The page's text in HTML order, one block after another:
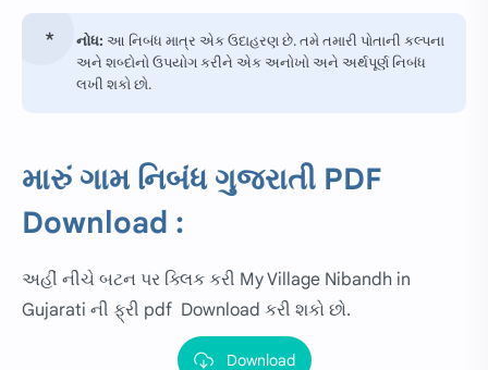
નોધ: આ નિબંધ માત્ર એક ઉદાહરણ છે. તમે તમારી પોતાની કલ્પના
અને શબ્દોનો ઉપયોગ કરીને એક અનોખો અને અર્થપૂર્ણ નિબંધ
લખી શકો છો.
મારું ગામ નિબંધ ગુજરાતી PDF
Download :
અહીં નીચે બટન પર ક્લિક કરી My Village Nibandh in
Gujarati ની ફ્રી pdf Download કરી શકો છો.
Download